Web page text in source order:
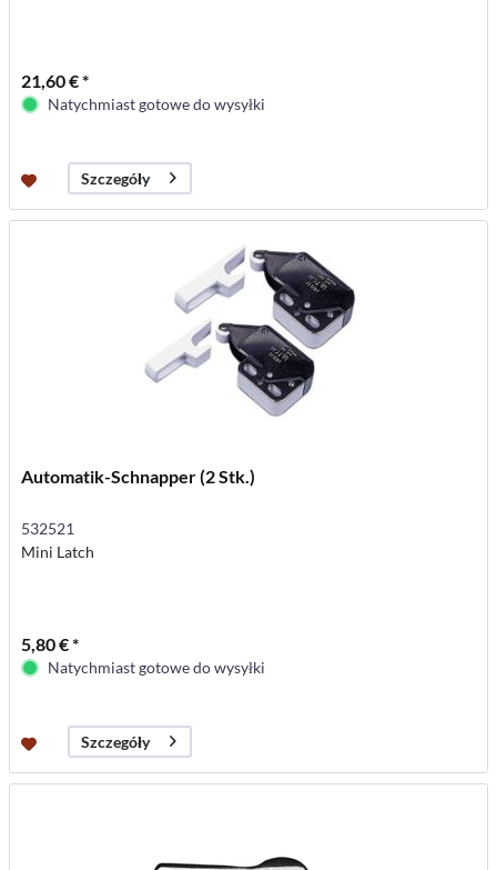
21,60 € *
Natychmiast gotowe do wysyłki
Szczegóły
Automatik-Schnapper (2 Stk.)
532521
Mini Latch
5,80 € *
Natychmiast gotowe do wysyłki
Szczegóły